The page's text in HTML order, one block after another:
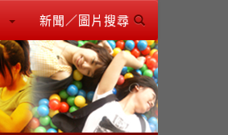
新聞／圖片搜尋